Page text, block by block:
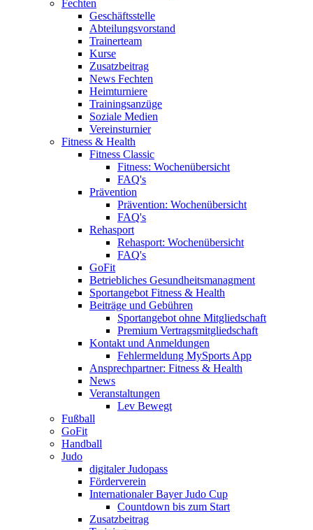
Fechten
Geschäftsstelle
Abteilungsvorstand
Trainerteam
Kurse
Zusatzbeitrag
News Fechten
Heimturniere
Trainingsanzüge
Soziale Medien
Vereinsturnier
Fitness & Health
Fitness Classic
Fitness: Wochenübersicht
FAQ's
Prävention
Prävention: Wochenübersicht
FAQ's
Rehasport
Rehasport: Wochenübersicht
FAQ's
GoFit
Betriebliches Gesundheitsmanagment
Sportangebot Fitness & Health
Beiträge und Gebühren
Sportangebot ohne Mitgliedschaft
Premium Vertragsmitgliedschaft
Kontakt und Anmeldungen
Fehlermeldung MySports App
Ansprechpartner: Fitness & Health
News
Veranstaltungen
Lev Bewegt
Fußball
GoFit
Handball
Judo
digitaler Judopass
Förderverein
Internationaler Bayer Judo Cup
Countdown bis zum Start
Zusatzbeitrag